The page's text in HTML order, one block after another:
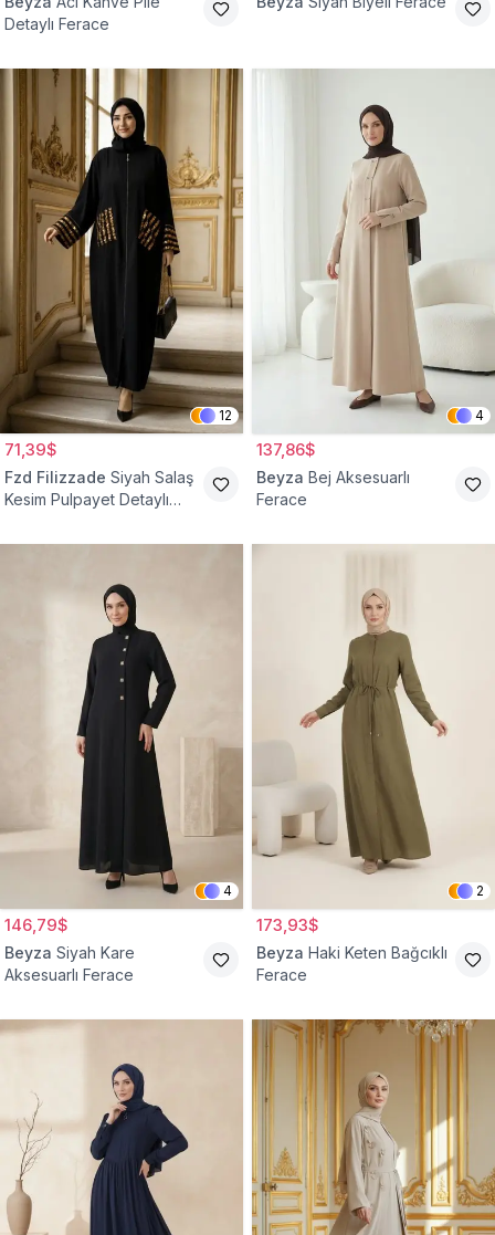
Detaylı Ferace
12
71,39$
Fzd Filizzade Siyah Salaş
Kesim Pulpayet Detaylı
4
137,86$
Beyza Bej Aksesuarlı
Ferace
4
146,79$
Beyza Siyah Kare
Aksesuarlı Ferace
2
173,93$
Beyza Haki Keten Bağcıklı
Ferace